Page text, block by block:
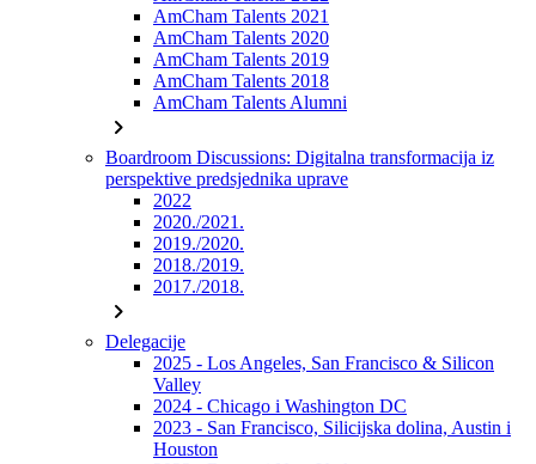
AmCham Talents 2021
AmCham Talents 2020
AmCham Talents 2019
AmCham Talents 2018
AmCham Talents Alumni
chevron_right
Boardroom Discussions: Digitalna transformacija iz
perspektive predsjednika uprave
2022
2020./2021.
2019./2020.
2018./2019.
2017./2018.
chevron_right
Delegacije
2025 - Los Angeles, San Francisco & Silicon
Valley
2024 - Chicago i Washington DC
2023 - San Francisco, Silicijska dolina, Austin i
Houston